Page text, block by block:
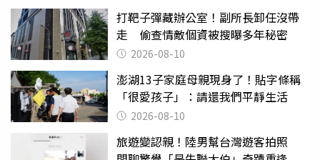
打靶子彈藏辦公室！副所長卸任沒帶
走 偷查情敵個資被搜曝多年秘密
2026-08-10
澎湖13子家庭母親現身了！貼字條稱
「很愛孩子」：請還我們平靜生活
2026-08-10
旅遊變認親！陸男幫台灣遊客拍照